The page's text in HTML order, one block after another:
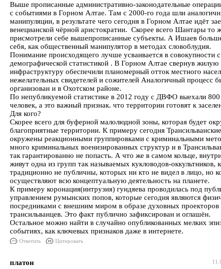
Выше прописанные административно-законодательные
с событиями в Горном Алтае. Там с 2000-го года шли
манипуляции, в результате чего сегодня в Горном Алтае идёт
венецианской чёрной аристократии. Скорее всего Шантары то
присмотрели себе вышепрописанные субъекты. А Ишаев
себя, как общественный манипулятор в методах словоблудия.
Понимание происходящего лучше усваивается в совокупности с
демографической статистикой . В Горном Алтае свернув жилую
инфраструктуру обеспечили планомерный отток местного
нежелательных свидетелей и сожителей Аналогичный процесс
организован и в Охотском районе.
По непубликуемой статистике в 2012 году с ДВФО выехали
человек, а это важный признак. что территории готовят к
Для кого?
Скорее всего для буферной малолюдной зоны, которая будет
благоприятные территории. К примеру сегодня
окружены реакционными группировками с криминальными
много криминальных военизированных структур и в
так гарантированно не попасть. А что же в самом кольце,
живут одна из групп так называемых кукловодов-оккультников,
традиционно не публичны, которых ни кто не видел в лицо, но
осуществляют всю концептуальную деятельность на планете.
К примеру коронация(интрузия) гундяева проводилась под
управлением румынских попов, которые сегодня являются
посредниками с внешним миром в образе духовных проекторов
трансильванцев. Это факт публично зафиксирован и оглашён.
Остальное можно найти в случайно опубликованных мелких
событиях, как ключевых признаков даже в интернете.
Ответить Цитировать
платон